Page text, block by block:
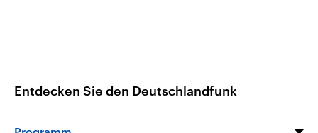
Entdecken Sie den Deutschlandfunk